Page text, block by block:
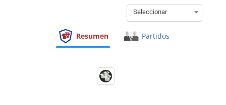
Seleccionar
Resumen Partidos